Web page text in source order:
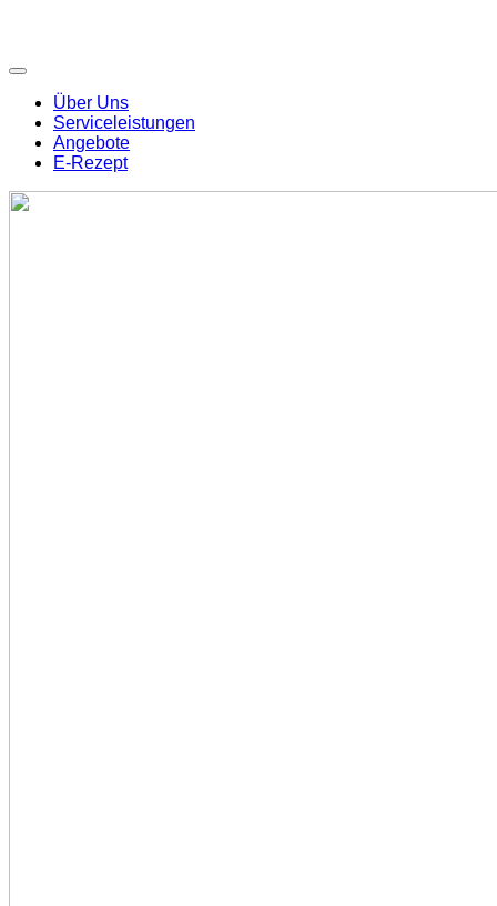
Über Uns
Serviceleistungen
Angebote
E-Rezept